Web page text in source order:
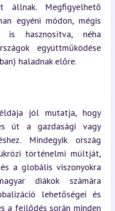
állnak. Megfigyelhető
egyéni módon, mégis
is hasznosítva, néha
együttműködése
haladnak előre.
jól mutatja, hogy
út a gazdasági vagy
Mindegyik ország
történelmi múltját,
a globális viszonyokra
diákok számára
lehetőségei és
a fejlődés során minden